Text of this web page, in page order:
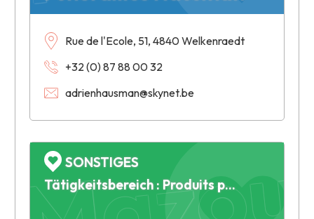
Rue de l'Ecole, 51, 4840 Welkenraedt
+32 (0) 87 88 00 32
adrienhausman@skynet.be
SONSTIGES
Tätigkeitsbereich : Produits pétroliers - Marchand de mazout